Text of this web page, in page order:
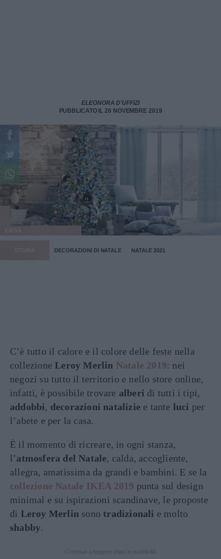
ELEONORA D'UFFIZI
PUBBLICATO IL 26 NOVEMBRE 2019
DECORAZIONI DI NATALE NATALE 2021
C’è tutto il calore e il colore delle feste nella
collezioneLeroy Merlin Natale 2019: nei
negozi su tutto il territorio e nello store online,
infatti, è possibile trovare alberi di tutti i tipi,
addobbi, decorazioni natalizie e tante luci per
l’abete e per la casa.
È il momento di ricreare, in ogni stanza,
l’atmosfera del Natale, calda, accogliente,
allegra, amatissima da grandi e bambini. E se la
collezione Natale IKEA 2019 punta sul design
minimal e su ispirazioni scandinave, le proposte
di Leroy Merlin sonotradizionali e molto
shabby.